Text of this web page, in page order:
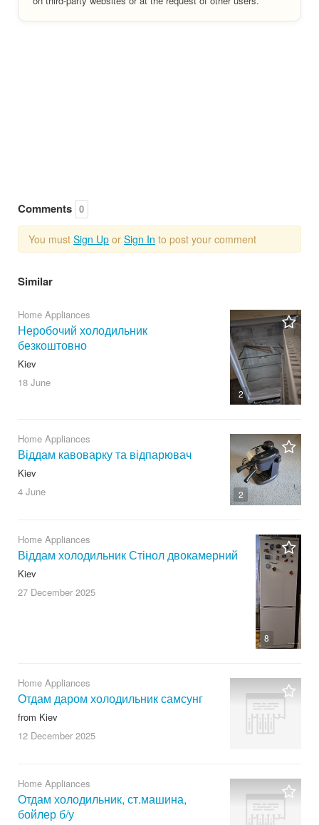
Comments 0
You must Sign Up or Sign In to post your comment
Similar
2
Home Appliances
Неробочий холодильник
безкоштовно
Kiev
18 June
2
Home Appliances
Віддам кавоварку та відпарювач
Kiev
4 June
8
Home Appliances
Віддам холодильник Стінол двокамерний
Kiev
27 December 2025
Home Appliances
Отдам даром холодильник самсунг
from Kiev
12 December 2025
Home Appliances
Отдам холодильник, ст.машина,
бойлер б/у